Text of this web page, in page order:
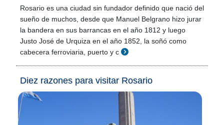
Rosario es una ciudad sin fundador definido que nació del
sueño de muchos, desde que Manuel Belgrano hizo jurar
la bandera en sus barrancas en el año 1812 y luego
Justo José de Urquiza en el año 1852, la soñó como
cabecera ferroviaria, puerto y c
Diez razones para visitar Rosario